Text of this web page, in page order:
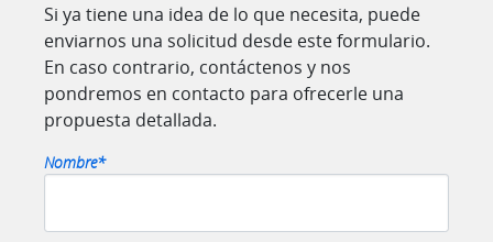
Si ya tiene una idea de lo que necesita, puede
enviarnos una solicitud desde este formulario.
En caso contrario, contáctenos y nos
pondremos en contacto para ofrecerle una
propuesta detallada.
Nombre*